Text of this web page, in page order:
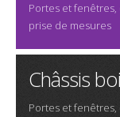
Portes et fenêtres,
prise de mesures
Châssis
Portes et fenêtres,